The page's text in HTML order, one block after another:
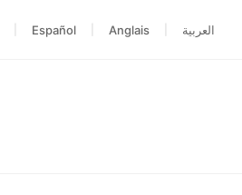
Español Anglais العربية